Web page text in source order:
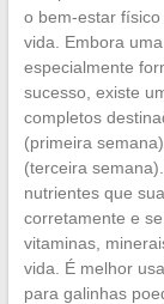
o bem-estar
vida. Embora
especialmente
sucesso, existe
completos
(primeira
(terceira
nutrientes que
corretamente e
vitaminas,
vida. É melhor
para galinhas